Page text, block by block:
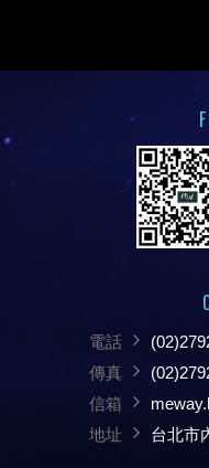
電話
傳真
信箱
地址
台北市